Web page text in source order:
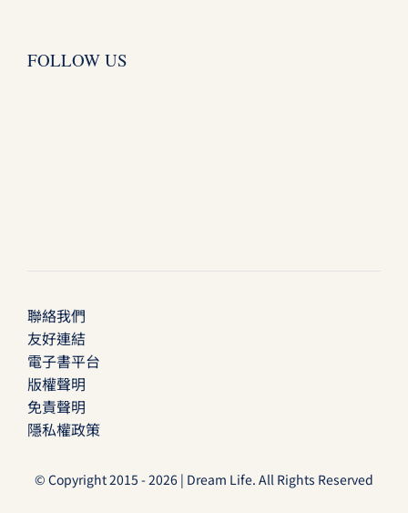
FOLLOW US
聯絡我們
友好連結
電子書平台
版權聲明
免責聲明
隱私權政策
© Copyright 2015 - 2026 | Dream Life. All Rights Reserved